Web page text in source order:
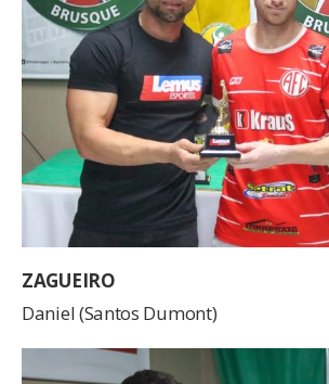
ZAGUEIRO
Daniel (Santos Dumont)